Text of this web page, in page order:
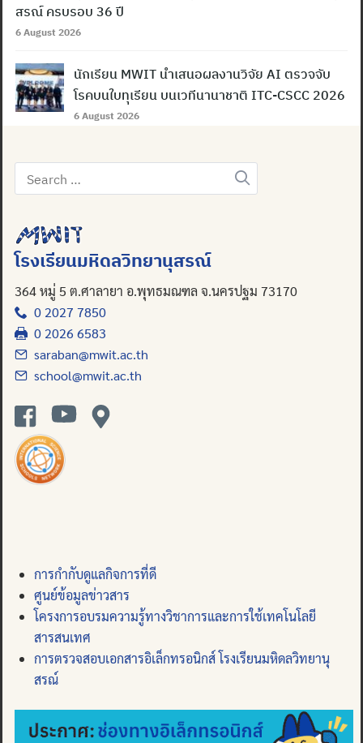
Search
for:
สรณ์ ครบรอบ 36 ปี
6 August 2026
นักเรียน MWIT นำเสนอผลงานวิจัย AI ตรวจจับ
โรคบนใบทุเรียน บนเวทีนานาชาติ ITC-CSCC 2026
6 August 2026
Search
for:
โรงเรียนมหิดลวิทยานุสรณ์
364 หมู่ 5 ต.ศาลายา อ.พุทธมณฑล จ.นครปฐม 73170
0 2027 7850
0 2026 6583
saraban@mwit.ac.th
school@mwit.ac.th
การกำกับดูแลกิจการที่ดี
ศูนย์ข้อมูลข่าวสาร
โครงการอบรมความรู้ทางวิชาการและการใช้เทคโนโลยี
สารสนเทศ
การตรวจสอบเอกสารอิเล็กทรอนิกส์ โรงเรียนมหิดลวิทยานุ
สรณ์